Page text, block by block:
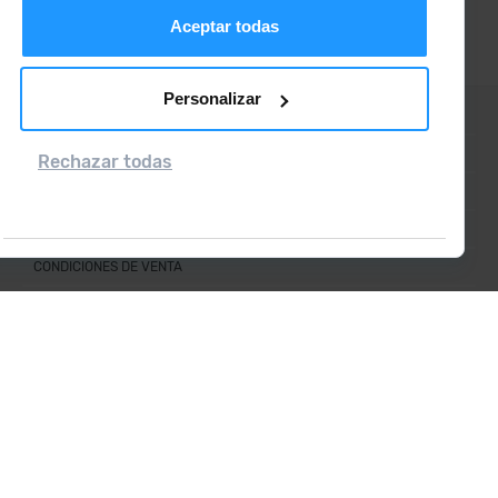
Aceptar todas
Personalizar
Rechazar todas
PREGUNTAS FRECUENTES
CONDICIONES DE VENTA